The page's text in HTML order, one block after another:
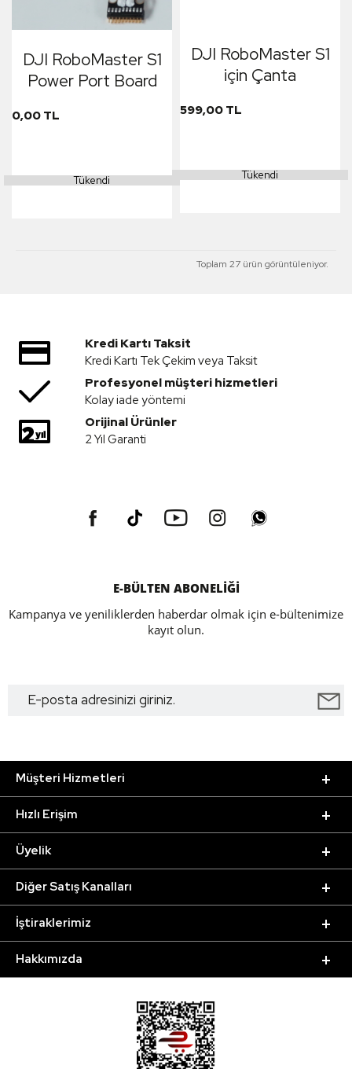
DJI RoboMaster S1
Power Port Board
0,00 TL
Tükendi
DJI RoboMaster S1
için Çanta
599,00 TL
Tükendi
Toplam 27 ürün görüntüleniyor.
Kredi Kartı Taksit
Kredi Kartı Tek Çekim veya Taksit
Profesyonel müşteri hizmetleri
Kolay iade yöntemi
Orijinal Ürünler
2 Yıl Garanti
E-BÜLTEN ABONELİĞİ
Kampanya ve yeniliklerden haberdar olmak için e-bültenimize
kayıt olun.
Müşteri Hizmetleri
Hızlı Erişim
Üyelik
Diğer Satış Kanalları
İştiraklerimiz
Hakkımızda